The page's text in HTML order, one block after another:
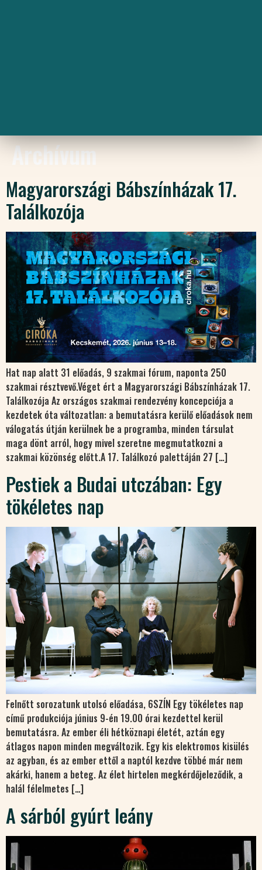
Archívum
Magyarországi Bábszínházak 17.
Találkozója
Hat nap alatt 31 előadás, 9 szakmai fórum, naponta 250
szakmai résztvevő.Véget ért a Magyarországi Bábszínházak 17.
Találkozója Az országos szakmai rendezvény koncepciója a
kezdetek óta változatlan: a bemutatásra kerülő előadások nem
válogatás útján kerülnek be a programba, minden társulat
maga dönt arról, hogy mivel szeretne megmutatkozni a
szakmai közönség előtt.A 17. Találkozó palettáján 27 […]
Pestiek a Budai utczában: Egy
tökéletes nap
Felnőtt sorozatunk utolsó előadása, 6SZÍN Egy tökéletes nap
című produkciója június 9-én 19.00 órai kezdettel kerül
bemutatásra. Az ember éli hétköznapi életét, aztán egy
átlagos napon minden megváltozik. Egy kis elektromos kisülés
az agyban, és az ember ettől a naptól kezdve többé már nem
akárki, hanem a beteg. Az élet hirtelen megkérdőjeleződik, a
halál félelmetes […]
A sárból gyúrt leány